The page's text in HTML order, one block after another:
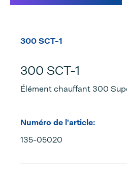
300 SCT-1
300 SCT-1
Élément chauffant 300
Numéro de l'article:
135-05020